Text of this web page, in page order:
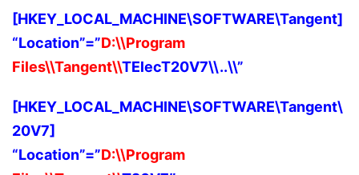
[HKEY_LOCAL_MACHINE\SOFTWARE\Tangent]
“Location”=”D:\\Program
Files\\Tangent\\TElecT20V7\\..\\”
[HKEY_LOCAL_MACHINE\SOFTWARE\Tangent\
20V7]
“Location”=”D:\\Program